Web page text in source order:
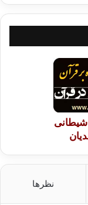
(ع) را در آن دیدم . مرا
می خواهی به او دستور
خداوند گفتگوی شما و
فرستاده تا هر چه
می خواهی « اخشبان »
فرمود : « از خداوند
عبادت کنند و برای او
که هم چون یکی از
أغفر لقومی فإنهم لا
شیطانی
نظرها